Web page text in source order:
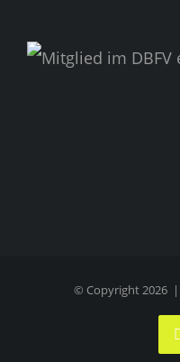
© Copyright 2026 |